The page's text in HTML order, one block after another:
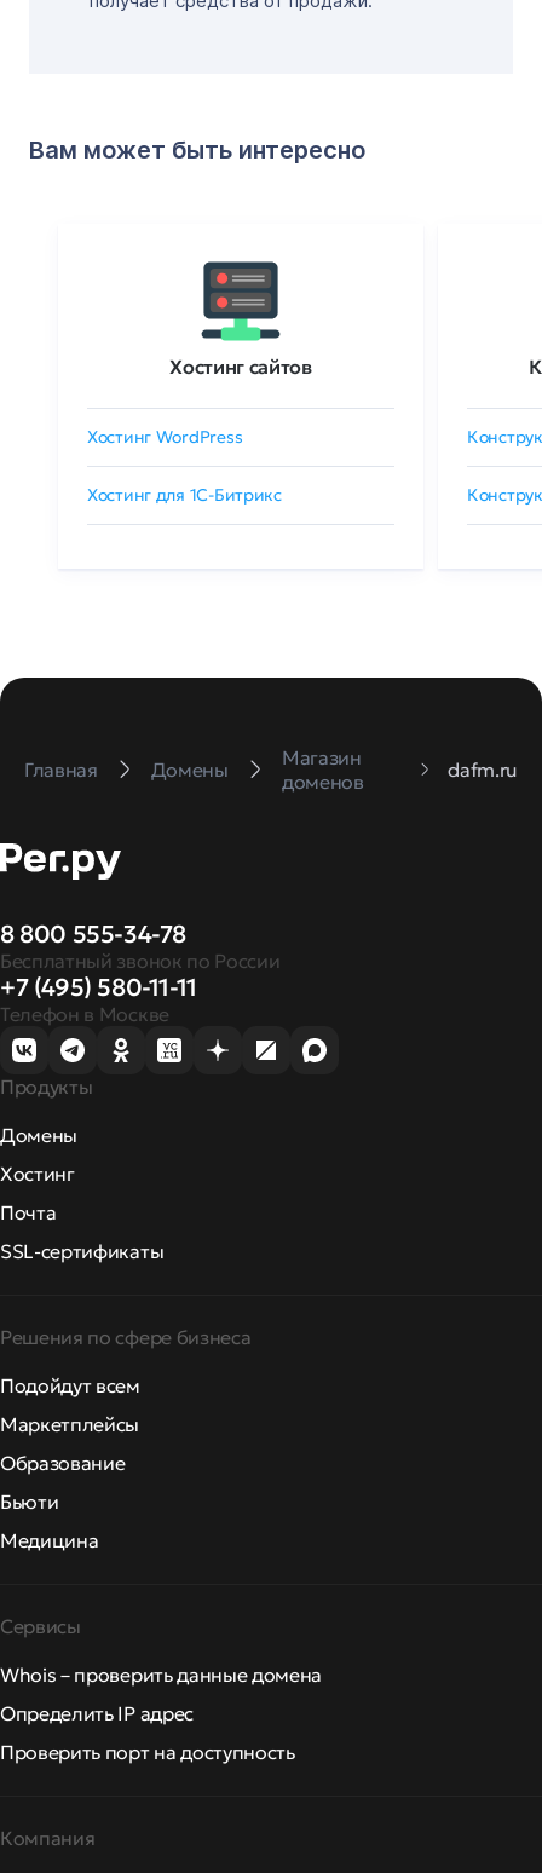
Вам может быть интересно
Хостинг сайтов
Хостинг WordPress
Хостинг для 1C-Битрикс
Главная Домены
Магазин
доменов
dafm.ru
8 800 555-34-78
Бесплатный звонок по России
+7 (495) 580-11-11
Телефон в Москве
Продукты
Домены
Хостинг
Почта
SSL-сертификаты
Решения по сфере бизнеса
Подойдут всем
Маркетплейсы
Образование
Бьюти
Медицина
Сервисы
Whois – проверить данные домена
Определить IP адрес
Проверить порт на доступность
Компания